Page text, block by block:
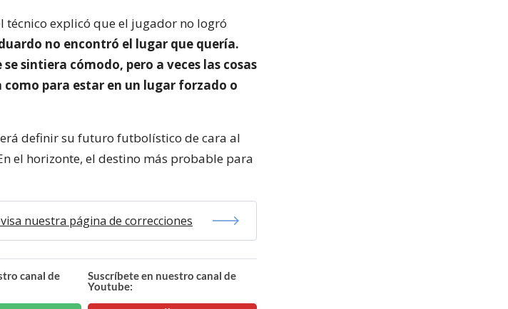
técnico explicó que el jugador no logró
no encontró el lugar que quería.
sintiera cómodo, pero a veces las cosas
para estar en un lugar forzado o
definir su futuro futbolístico de cara al
el horizonte, el destino más probable para
nuestra página de correcciones
canal de
Suscríbete en nuestro canal de
Youtube: